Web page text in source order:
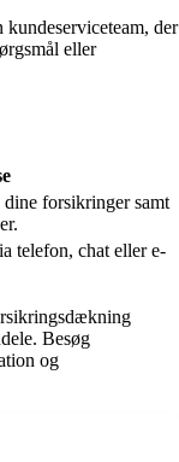
der
eller
forsikringer samt
telefon, chat eller e-
Besøg
og